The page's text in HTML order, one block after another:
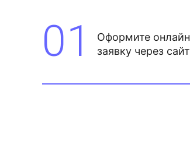
01
Оформите онлайн
заявку через сайт